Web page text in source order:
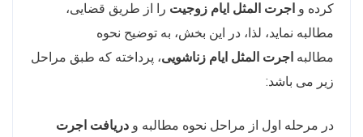
کرده و اجرت المثل ایام زوجیت را از طریق قضایی،
مطالبه نماید، لذا، در این بخش، به توضیح نحوه
مطالبه اجرت المثل ایام زناشویی، پرداخته که طبق مراحل
زیر می باشد:
در مرحله اول از مراحل نحوه مطالبه و دریافت اجرت